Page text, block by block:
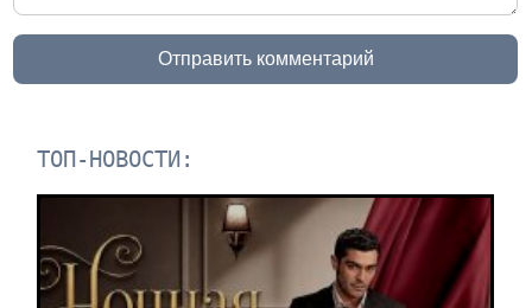
Отправить комментарий
ТОП-НОВОСТИ: